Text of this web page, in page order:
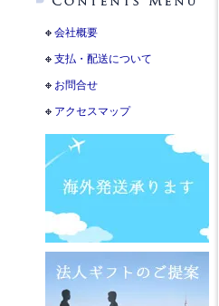
会社概要
支払・配送について
お問合せ
アクセスマップ